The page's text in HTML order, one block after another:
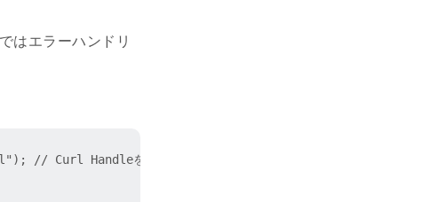
はエラーハンドリ
// Curl Handleを用意